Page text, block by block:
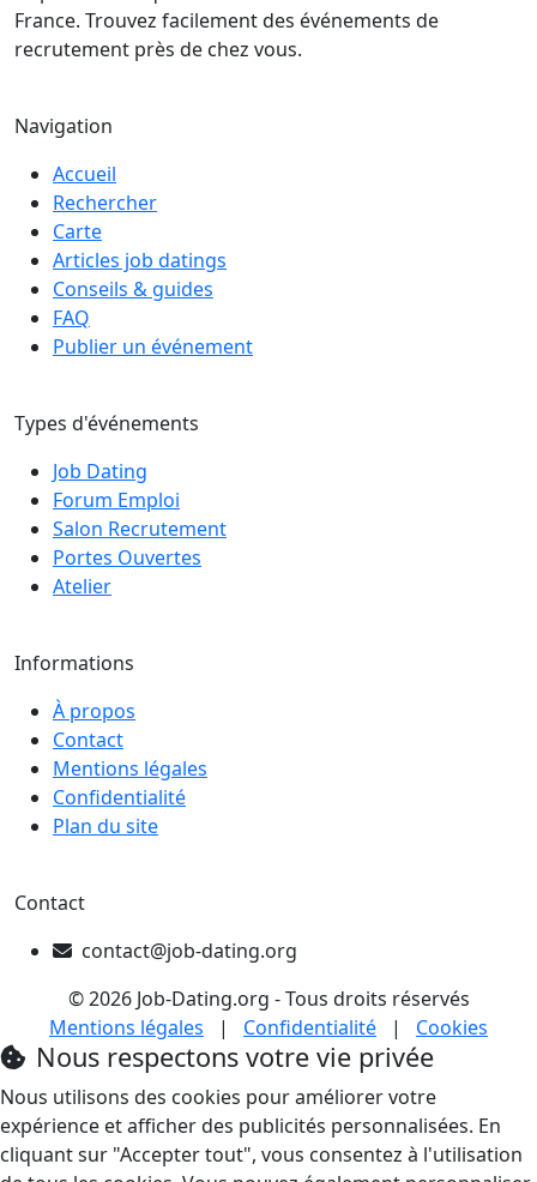
France. Trouvez facilement des événements de
recrutement près de chez vous.
Navigation
Accueil
Rechercher
Carte
Articles job datings
Conseils & guides
FAQ
Publier un événement
Types d'événements
Job Dating
Forum Emploi
Salon Recrutement
Portes Ouvertes
Atelier
Informations
À propos
Contact
Mentions légales
Confidentialité
Plan du site
Contact
contact@job-dating.org
© 2026 Job-Dating.org - Tous droits réservés
Mentions légales
| Confidentialité | Cookies
Nous respectons votre vie privée
Nous utilisons des cookies pour améliorer votre
expérience et afficher des publicités personnalisées. En
cliquant sur "Accepter tout", vous consentez à l'utilisation